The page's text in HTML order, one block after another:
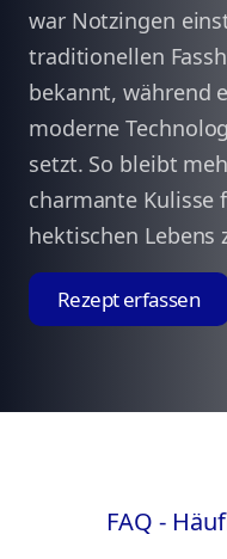
war Notzingen
traditionellen
bekannt, während
moderne
setzt. So bleibt
charmante Kulisse
hektischen Lebens
Rezept erfassen
FAQ -